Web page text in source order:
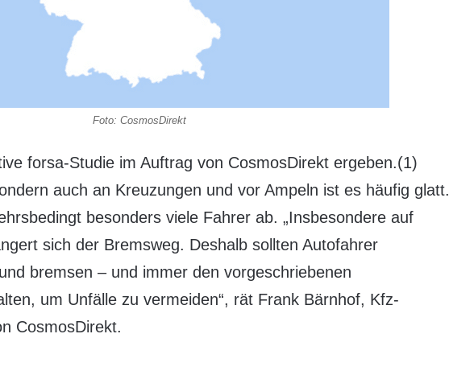
Foto: CosmosDirekt
forsa-Studie im Auftrag von CosmosDirekt ergeben.(1)
auch an Kreuzungen und vor Ampeln ist es häufig glatt.
besonders viele Fahrer ab. „Insbesondere auf
sich der Bremsweg. Deshalb sollten Autofahrer
bremsen – und immer den vorgeschriebenen
um Unfälle zu vermeiden“, rät Frank Bärnhof, Kfz-
CosmosDirekt.